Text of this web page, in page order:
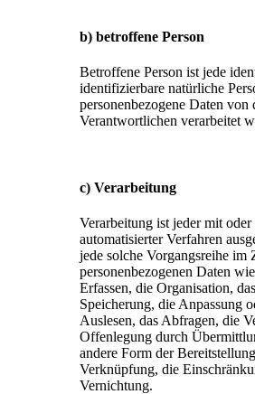
b) betroffene Person
Betroffene Person ist jede
identifizierbare natürliche
personenbezogene Daten
Verantwortlichen verarbeitet
c) Verarbeitung
Verarbeitung ist jeder mit
automatisierter Verfahren
jede solche Vorgangsreihe im
personenbezogenen Daten
Erfassen, die Organisation,
Speicherung, die Anpassung
Auslesen, das Abfragen, die
Offenlegung durch
andere Form der
Verknüpfung, die
Vernichtung.